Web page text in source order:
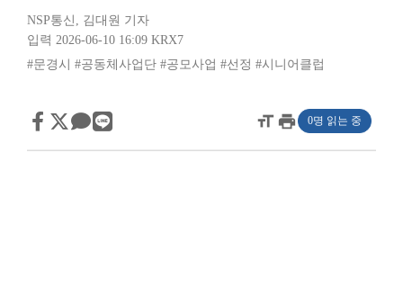
NSP통신 , 김대원 기자
입력 2026-06-10 16:09 KRX7
#문경시
#공동체사업단 #공모사업 #선정 #시니어클럽
format_sizeprint 0명 읽는 중